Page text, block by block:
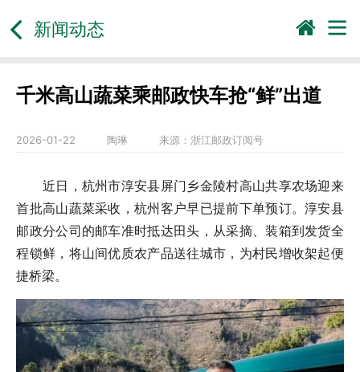
新闻动态
千米高山蔬菜乘邮政快车抢“鲜”出道
2026-01-22 陶琳 来源：浙江邮政订阅号
近日，杭州市淳安县屏门乡金陵村高山共享农场迎来
首批高山蔬菜采收，杭州客户早已提前下单预订。淳安县
邮政分公司的邮车准时抵达田头，从采摘、装箱到发货全
程锁鲜，将山间优质农产品送往城市，为村民增收架起便
捷桥梁。